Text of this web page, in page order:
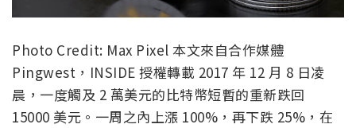
Photo Credit: Max Pixel 本文來自合作媒體
Pingwest，INSIDE 授權轉載 2017 年 12 月 8 日凌
晨，一度觸及 2 萬美元的比特幣短暫的重新跌回
15000 美元。一周之內上漲 100%，再下跌 25%，在